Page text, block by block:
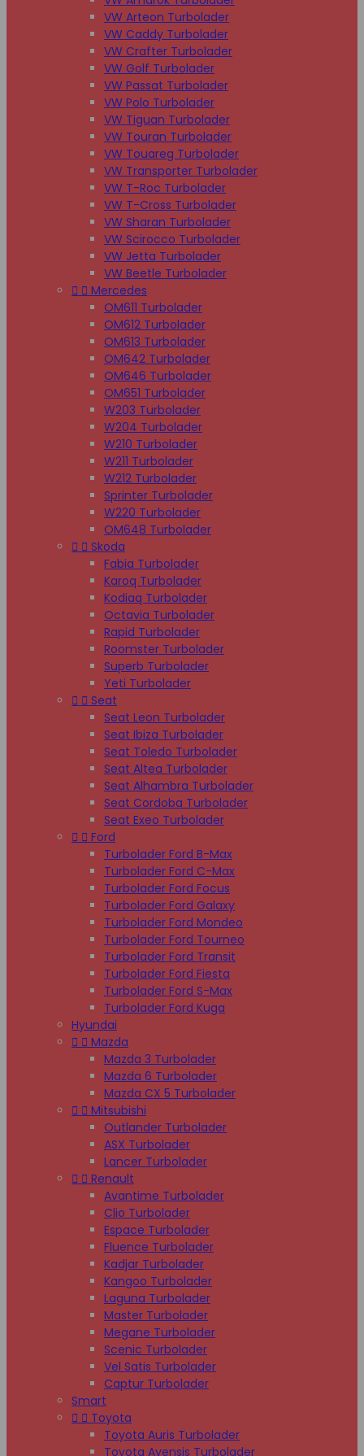
VW Arteon Turbolader
VW Caddy Turbolader
VW Crafter Turbolader
VW Golf Turbolader
VW Passat Turbolader
VW Polo Turbolader
VW Tiguan Turbolader
VW Touran Turbolader
VW Touareg Turbolader
VW Transporter Turbolader
VW T-Roc Turbolader
VW T-Cross Turbolader
VW Sharan Turbolader
VW Scirocco Turbolader
VW Jetta Turbolader
VW Beetle Turbolader
  Mercedes
OM611 Turbolader
OM612 Turbolader
OM613 Turbolader
OM642 Turbolader
OM646 Turbolader
OM651 Turbolader
W203 Turbolader
W204 Turbolader
W210 Turbolader
W211 Turbolader
W212 Turbolader
Sprinter Turbolader
W220 Turbolader
OM648 Turbolader
  Skoda
Fabia Turbolader
Karoq Turbolader
Kodiaq Turbolader
Octavia Turbolader
Rapid Turbolader
Roomster Turbolader
Superb Turbolader
Yeti Turbolader
  Seat
Seat Leon Turbolader
Seat Ibiza Turbolader
Seat Toledo Turbolader
Seat Altea Turbolader
Seat Alhambra Turbolader
Seat Cordoba Turbolader
Seat Exeo Turbolader
  Ford
Turbolader Ford B-Max
Turbolader Ford C-Max
Turbolader Ford Focus
Turbolader Ford Galaxy
Turbolader Ford Mondeo
Turbolader Ford Tourneo
Turbolader Ford Transit
Turbolader Ford Fiesta
Turbolader Ford S-Max
Turbolader Ford Kuga
Hyundai
  Mazda
Mazda 3 Turbolader
Mazda 6 Turbolader
Mazda CX 5 Turbolader
  Mitsubishi
Outlander Turbolader
ASX Turbolader
Lancer Turbolader
  Renault
Avantime Turbolader
Clio Turbolader
Espace Turbolader
Fluence Turbolader
Kadjar Turbolader
Kangoo Turbolader
Laguna Turbolader
Master Turbolader
Megane Turbolader
Scenic Turbolader
Vel Satis Turbolader
Captur Turbolader
Smart
  Toyota
Toyota Auris Turbolader
Toyota Avensis Turbolader